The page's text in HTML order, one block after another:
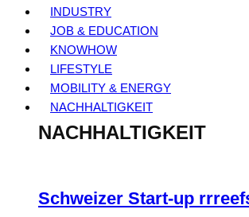
INDUSTRY
JOB & EDUCATION
KNOWHOW
LIFESTYLE
MOBILITY & ENERGY
NACHHALTIGKEIT
NACHHALTIGKEIT
Schweizer Start-up